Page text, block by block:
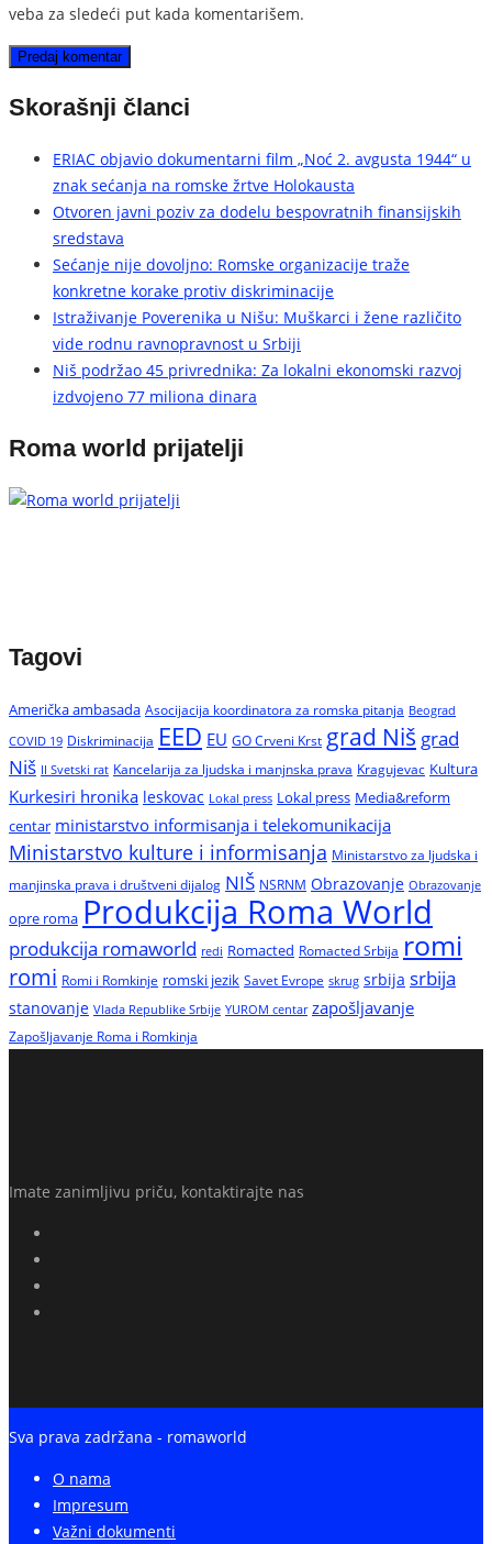
veba za sledeći put kada komentarišem.
Skorašnji članci
ERIAC objavio dokumentarni film „Noć 2. avgusta 1944“ u
znak sećanja na romske žrtve Holokausta
Otvoren javni poziv za dodelu bespovratnih finansijskih
sredstava
Sećanje nije dovoljno: Romske organizacije traže
konkretne korake protiv diskriminacije
Istraživanje Poverenika u Nišu: Muškarci i žene različito
vide rodnu ravnopravnost u Srbiji
Niš podržao 45 privrednika: Za lokalni ekonomski razvoj
izdvojeno 77 miliona dinara
Roma world prijatelji
Tagovi
Američka ambasada Asocijacija koordinatora za romska pitanja Beograd
COVID 19 Diskriminacija EED EU GO Crveni Krst grad Niš grad
Niš II Svetski rat Kancelarija za ljudska i manjnska prava Kragujevac Kultura
Kurkesiri hronika leskovac Lokal press Lokal press Media&reform
centar ministarstvo informisanja i telekomunikacija
Ministarstvo kulture i informisanja Ministarstvo za ljudska i
manjinska prava i društveni dijalog NIŠ NSRNM Obrazovanje Obrazovanje
opre roma Produkcija Roma World
produkcija romaworld redi Romacted Romacted Srbija romi
romi Romi i Romkinje romski jezik Savet Evrope skrug srbija srbija
stanovanje Vlada Republike Srbije YUROM centar zapošljavanje
Zapošljavanje Roma i Romkinja
Imate zanimljivu priču, kontaktirajte nas
Sva prava zadržana - romaworld
O nama
Impresum
Važni dokumenti